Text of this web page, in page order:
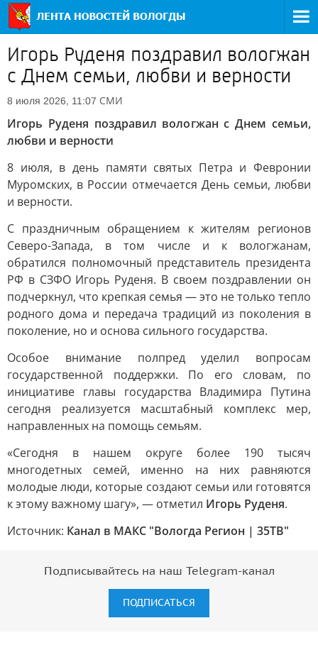
Игорь Руденя поздравил вологжан
с Днем семьи, любви и верности
8 июля 2026, 11:07 СМИ
Игорь Руденя поздравил вологжан с Днем семьи,
любви и верности
8 июля, в день памяти святых Петра и Февронии
Муромских, в России отмечается День семьи, любви
и верности.
С праздничным обращением к жителям регионов
Северо-Запада, в том числе и к вологжанам,
обратился полномочный представитель президента
РФ в СЗФО Игорь Руденя. В своем поздравлении он
подчеркнул, что крепкая семья — это не только тепло
родного дома и передача традиций из поколения в
поколение, но и основа сильного государства.
Особое внимание полпред уделил вопросам
государственной поддержки. По его словам, по
инициативе главы государства Владимира Путина
сегодня реализуется масштабный комплекс мер,
направленных на помощь семьям.
«Сегодня в нашем округе более 190 тысяч
многодетных семей, именно на них равняются
молодые люди, которые создают семьи или готовятся
к этому важному шагу», — отметил Игорь Руденя.
Источник: Канал в МАКС "Вологда Регион | 35ТВ"
Подписывайтесь на наш Telegram-канал
ПОДПИСАТЬСЯ